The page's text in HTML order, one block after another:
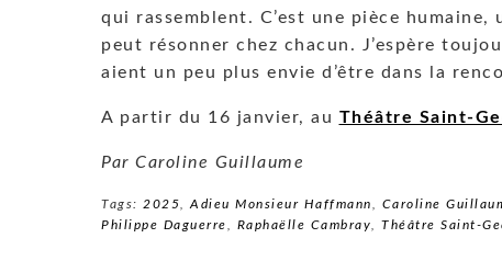
qui rassemblent. C’est une pièce
peut résonner chez chacun. J’espère
aient un peu plus envie d’être dans la
A partir du 16 janvier, au Théâtre Saint-
Par Caroline Guillaume
Tags: 2025 Adieu Monsieur Haffmann Caroline
Philippe Daguerre
Raphaëlle Cambray Théâtre Saint-